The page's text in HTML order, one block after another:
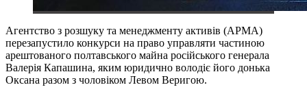
Агентство з розшуку та менеджменту активів (АРМА)
перезапустило конкурси на право управляти частиною
арештованого полтавського майна російського генерала
Валерія Капашина, яким юридично володіє його донька
Оксана разом з чоловіком Левом Веригою.